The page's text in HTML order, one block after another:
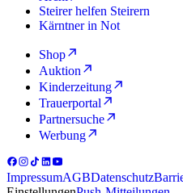
Steirer helfen Steirern
Kärntner in Not
Shop
Auktion
Kinderzeitung
Trauerportal
Partnersuche
Werbung
ImpressumAGBDatenschutz